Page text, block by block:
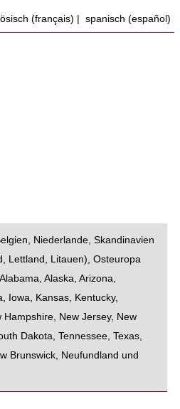
(français) spanisch (español)
, Niederlande,Skandinavien
, Lettland , Litauen),Osteuropa
Alabama,Alaska,Arizona,
, Iowa, Kansas, Kentucky,
Hampshire, New Jersey, New
Dakota,Tennessee,Texas,
Brunswick, Neufundland und